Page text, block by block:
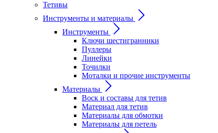
Тетивы
Инструменты и материалы
Инструменты
Ключи шестигранники
Пуллеры
Линейки
Точилки
Моталки и прочие инструменты
Материалы
Воск и составы для тетив
Материал для тетив
Материалы для обмотки
Материалы для петель